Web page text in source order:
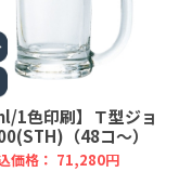
1色印刷】Ｔ型ジョ
（48コ～）
価格： 71,280円